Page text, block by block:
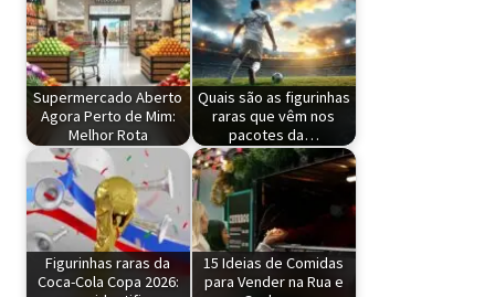
Supermercado Aberto
Agora Perto de Mim:
Melhor Rota
Quais são as figurinhas
raras que vêm nos
pacotes da…
Figurinhas raras da
Coca-Cola Copa 2026:
15 Ideias de Comidas
para Vender na Rua e